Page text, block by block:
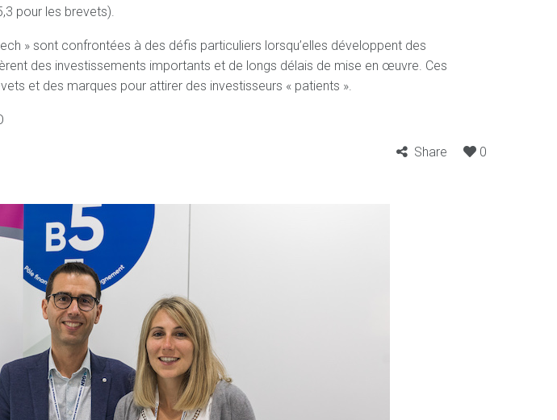
pour les brevets).
» sont confrontées à des défis particuliers lorsqu’elles développent des
des investissements importants et de longs délais de mise en œuvre. Ces
et des marques pour attirer des investisseurs « patients ».
Share 0